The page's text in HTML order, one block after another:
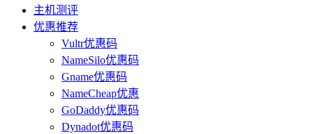
主机测评
优惠推荐
Vultr优惠码
NameSilo优惠码
Gname优惠码
NameCheap优惠
GoDaddy优惠码
Dynadot优惠码